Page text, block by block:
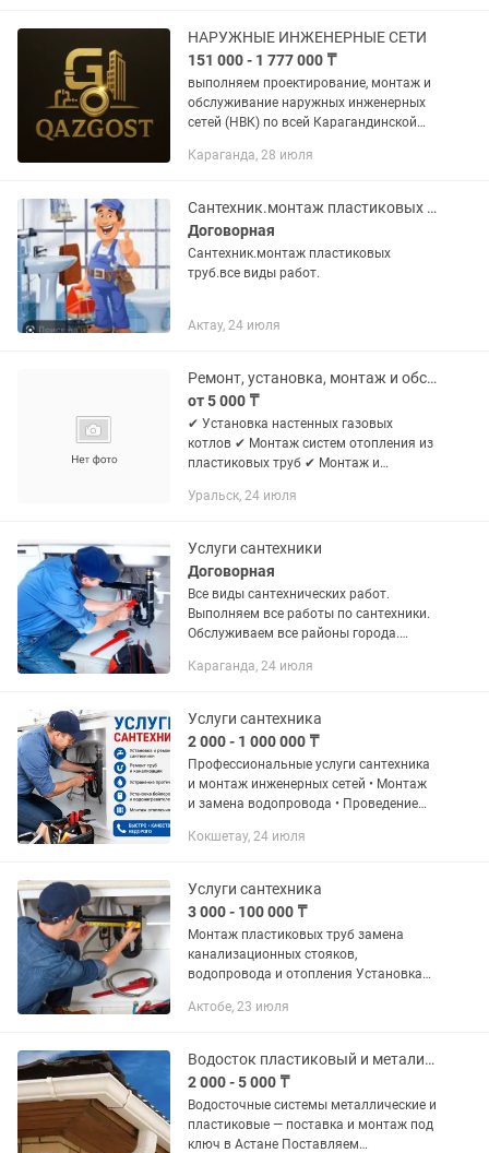
используются...
НАРУЖНЫЕ ИНЖЕНЕРНЫЕ СЕТИ
151 000 - 1 777 000 ₸
выполняем проектирование, монтаж и
обслуживание наружных инженерных
сетей (НВК) по всей Карагандинской
Сарань, Абай, Шахтинск. Мы подходим
Караганда, 28 июля
Сантехник.монтаж пластиковых труб.
Договорная
Сантехник.монтаж пластиковых
труб.все виды работ.
Актау, 24 июля
Ремонт, установка, монтаж и обслуживание газовых котлов и систем отопления
от 5 000 ₸
✔ Установка настенных газовых
котлов ✔ Монтаж систем отопления из
пластиковых труб ✔ Монтаж и
Техническое обслуживание (сервис)
систем...
Уральск, 24 июля
Услуги сантехники
Договорная
Все виды сантехнических работ.
Выполняем все работы по сантехники.
Обслуживаем все районы города.
трубы, Монтаж сантехнического
Караганда, 24 июля
Услуги сантехника
2 000 - 1 000 000 ₸
Профессиональные услуги сантехника
и монтаж инженерных сетей • Монтаж
и замена водопровода • Проведение
Отопление под ключ • Работа с
Кокшетау, 24 июля
Услуги сантехника
3 000 - 100 000 ₸
Монтаж пластиковых труб замена
канализационных стояков,
водопровода и отопления Установка
биде, моек, смесителей, стиральные
Актобе, 23 июля
Водосток пластиковый и металический.водосточная система.Суағар
2 000 - 5 000 ₸
Водосточные системы металлические и
пластиковые — поставка и монтаж под
ключ в Астане Поставляем